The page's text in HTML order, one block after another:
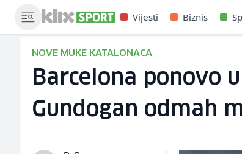
Vijesti Biznis
NOVE MUKE KATALONACA
Barcelona ponovo
Gundogan odmah